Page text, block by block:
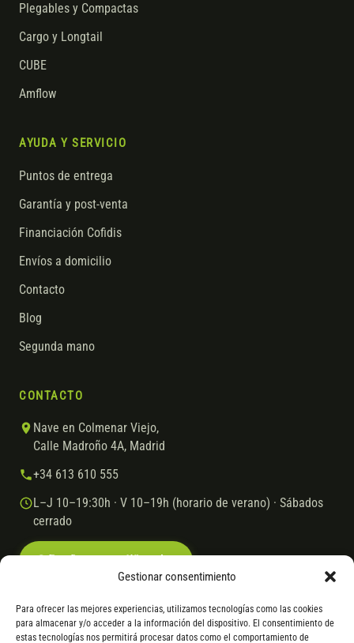
Gestionar consentimiento
Para ofrecer las mejores experiencias, utilizamos tecnologías como las cookies
para almacenar y/o acceder a la información del dispositivo. El consentimiento de
estas tecnologías nos permitirá procesar datos como el comportamiento de
Plegables y Compactas
Cargo y Longtail
CUBE
Amflow
AYUDA Y SERVICIO
Puntos de entrega
Garantía y post-venta
Financiación Cofidis
Envíos a domicilio
Contacto
Blog
Segunda mano
CONTACTO
Nave en Colmenar Viejo,
Calle Madroño 4A, Madrid
+34 613 610 555
L–J 10–19:30h · V 10–19h (horario de verano) · Sábados
cerrado
© 2026 Ebike.esAviso legal Política de cookies